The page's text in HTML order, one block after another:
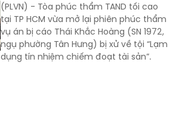
(PLVN) - Tòa phúc thẩm TAND tối cao
tại TP HCM vừa mở lại phiên phúc thẩm
vụ án bị cáo Thái Khắc Hoàng (SN 1972,
ngụ phường Tân Hưng) bị xử về tội “Lạm
dụng tín nhiệm chiếm đoạt tài sản”.